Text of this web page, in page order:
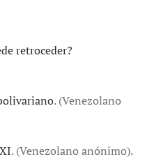
retroceder?
. (Venezolano
. (Venezolano anónimo).